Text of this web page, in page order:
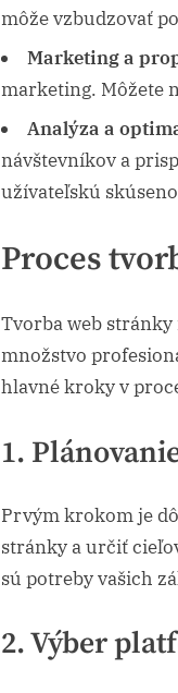
môže vzbudzovať
Marketing a
marketing. Môžete
Analýza a
návštevníkov a
užívateľskú
Proces
Tvorba web
množstvo
hlavné kroky v
1.
Prvým krokom je
stránky a určiť
sú potreby vašich
2. Výber